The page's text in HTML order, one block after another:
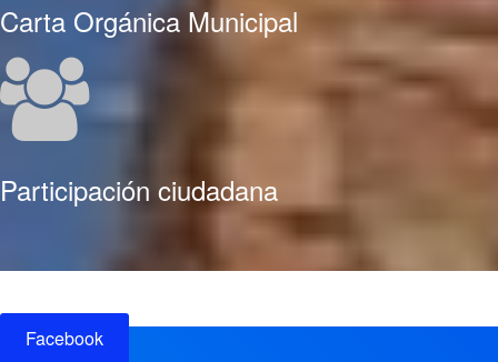
Carta Orgánica Municipal
Participación ciudadana
Facebook